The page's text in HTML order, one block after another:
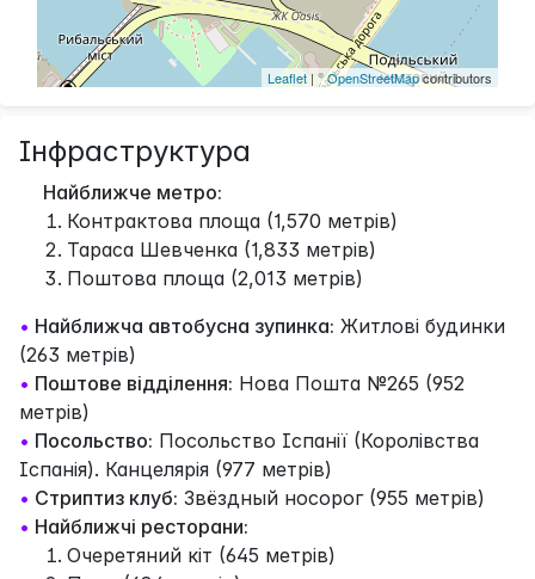
Leaflet | ©OpenStreetMapcontributors
Інфраструктура
Найближче метро:
Контрактова площа (1,570 метрів)
Тараса Шевченка (1,833 метрів)
Поштова площа (2,013 метрів)
• Найближча автобусна зупинка: Житлові будинки
(263 метрів)
• Поштове відділення: Нова Пошта №265 (952
метрів)
• Посольство: Посольство Іспанії (Королівства
Іспанія). Канцелярія (977 метрів)
• Стриптиз клуб: Звёздный носорог (955 метрів)
• Найближчі ресторани:
Очеретяний кіт (645 метрів)